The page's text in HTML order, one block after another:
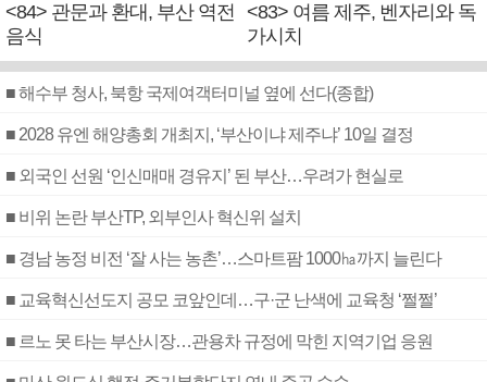
<84> 관문과 환대, 부산 역전
음식
<83> 여름 제주, 벤자리와 독
가시치
■ 해수부 청사, 북항 국제여객터미널 옆에 선다(종합)
■ 2028 유엔 해양총회 개최지, ‘부산이냐 제주냐’ 10일 결정
■ 외국인 선원 ‘인신매매 경유지’ 된 부산…우려가 현실로
■ 비위 논란 부산TP, 외부인사 혁신위 설치
■ 경남 농정 비전 ‘잘 사는 농촌’…스마트팜 1000㏊까지 늘린다
■ 교육혁신선도지 공모 코앞인데…구·군 난색에 교육청 ‘쩔쩔’
■ 르노 못 타는 부산시장…관용차 규정에 막힌 지역기업 응원